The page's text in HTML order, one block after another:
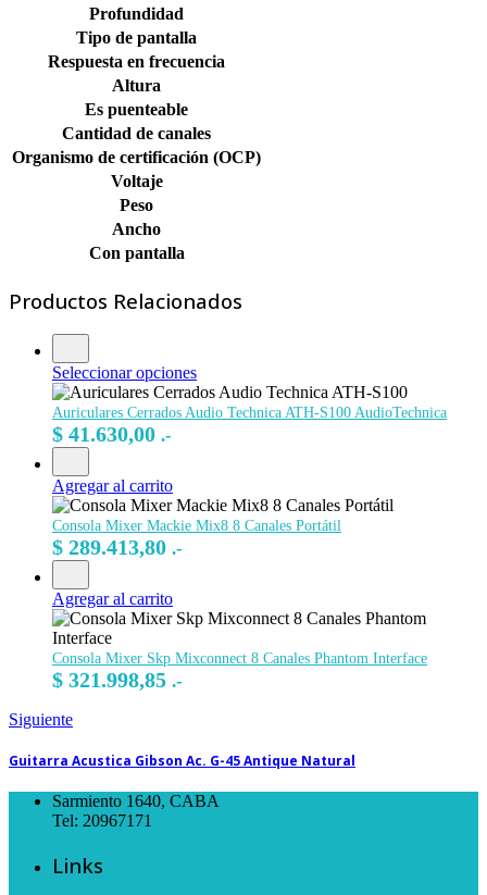
Profundidad
Tipo de pantalla
Respuesta en frecuencia
Altura
Es puenteable
Cantidad de canales
Organismo de certificación (OCP)
Voltaje
Peso
Ancho
Con pantalla
Productos Relacionados
Seleccionar opciones
Auriculares Cerrados Audio Technica ATH-S100 AudioTechnica
$ 41.630,00 .-
Agregar al carrito
Consola Mixer Mackie Mix8 8 Canales Portátil
$ 289.413,80 .-
Agregar al carrito
Consola Mixer Skp Mixconnect 8 Canales Phantom Interface
$ 321.998,85 .-
Siguiente
Guitarra Acustica Gibson Ac. G-45 Antique Natural
Sarmiento 1640, CABA
Tel: 20967171
Links